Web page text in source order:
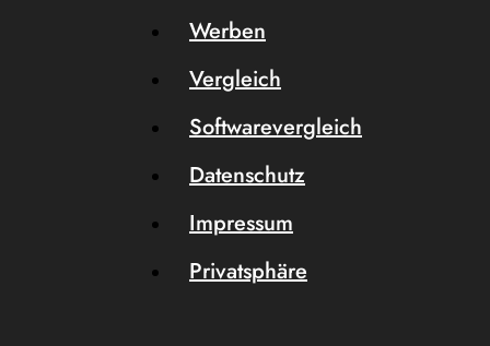
Werben
Vergleich
Softwarevergleich
Datenschutz
Impressum
Privatsphäre